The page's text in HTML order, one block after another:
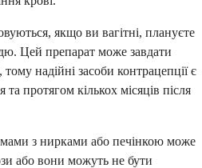
якщо ви вагітні, плануєте
Цей препарат може завдати
надійні засоби контрацепції є
протягом кількох місяців після
з нирками або печінкою може
або вони можуть не бути